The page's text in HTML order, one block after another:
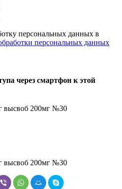
персональных данных в
персональных данных
через смартфон к этой
высвоб 200мг №30
высвоб 200мг №30